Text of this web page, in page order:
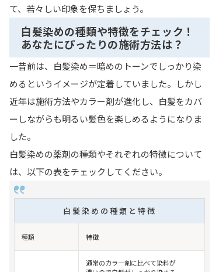
て、若々しい印象を保ちましょう。
白髪染めの種類や特徴をチェック！
あなたにぴったりの施術方法は？
一昔前は、白髪染め＝暗めのトーンでしっかり染
めるというイメージが定着していました。しかし
近年は施術方法やカラー剤が進化し、白髪をカバ
ーしながらも明るい髪色を楽しめるようになりま
した。
白髪染めの薬剤の種類やそれぞれの特徴について
は、以下の表をチェックしてください。
白髪染めの種類と特徴
種類 特徴
通常のカラー剤に比べて染料が